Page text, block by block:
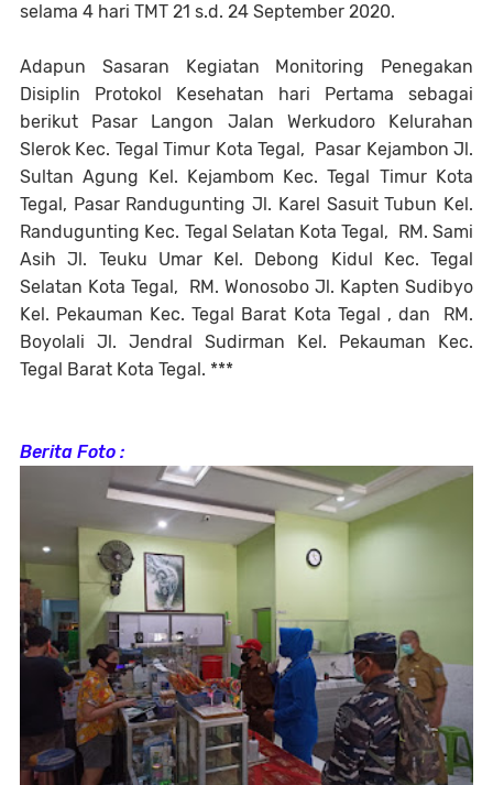
selama 4 hari TMT 21 s.d. 24 September 2020.
Adapun Sasaran Kegiatan Monitoring Penegakan
Disiplin Protokol Kesehatan hari Pertama sebagai
berikut Pasar Langon Jalan Werkudoro Kelurahan
Slerok Kec. Tegal Timur Kota Tegal, Pasar Kejambon Jl.
Sultan Agung Kel. Kejambom Kec. Tegal Timur Kota
Tegal, Pasar Randugunting Jl. Karel Sasuit Tubun Kel.
Randugunting Kec. Tegal Selatan Kota Tegal, RM. Sami
Asih Jl. Teuku Umar Kel. Debong Kidul Kec. Tegal
Selatan Kota Tegal, RM. Wonosobo Jl. Kapten Sudibyo
Kel. Pekauman Kec. Tegal Barat Kota Tegal , dan RM.
Boyolali Jl. Jendral Sudirman Kel. Pekauman Kec.
Tegal Barat Kota Tegal. ***
Berita Foto :